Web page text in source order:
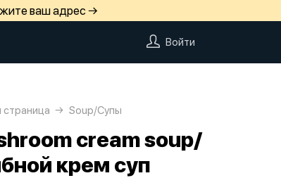
ваш адрес →
Войти
страница Soup/Супы
cream soup/
крем суп